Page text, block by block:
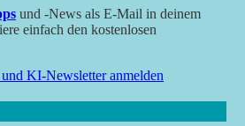
und -News als E-Mail in deinem
einfach den kostenlosen